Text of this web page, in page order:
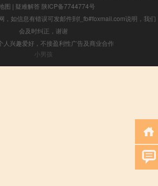
图 | 疑难解答 陕ICP备7744774号
，如信息有错误可发邮件到f_fb#foxmail.com说明，我们
会及时纠正，谢谢
人兴趣爱好，不接盈利性广告及商业合作
小男孩